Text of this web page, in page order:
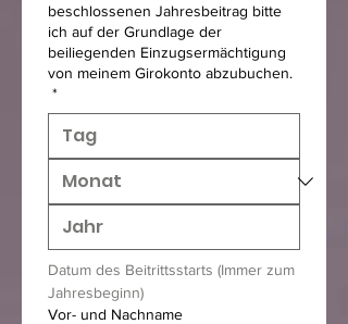
beschlossenen Jahresbeitrag bitte
ich auf der Grundlage der
beiliegenden Einzugsermächtigung
von meinem Girokonto abzubuchen.
*
Datum des Beitrittsstarts (Immer zum
Jahresbeginn)
Vor- und Nachname